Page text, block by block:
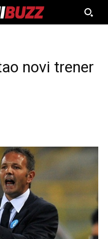
novi trener